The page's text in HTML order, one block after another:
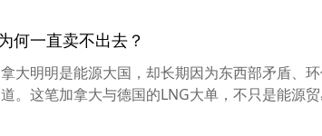
何一直卖不出去？
大明明是能源大国，却长期因为东西部矛盾、
。这笔加拿大与德国的LNG大单，不只是能源贸